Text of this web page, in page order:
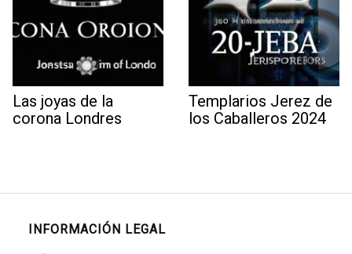
Las joyas de la
corona Londres
Templarios Jerez de
los Caballeros 2024
INFORMACIÓN LEGAL